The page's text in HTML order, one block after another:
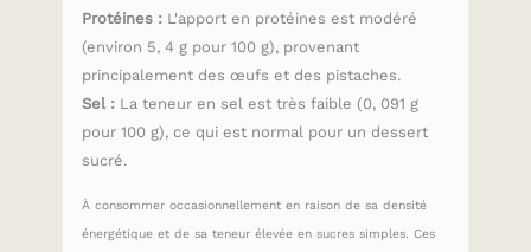
Protéines : L'apport en protéines est modéré
(environ 5, 4 g pour 100 g), provenant
principalement des œufs et des pistaches.
Sel : La teneur en sel est très faible (0, 091 g
pour 100 g), ce qui est normal pour un dessert
sucré.
À consommer occasionnellement en raison de sa densité
énergétique et de sa teneur élevée en sucres simples. Ces